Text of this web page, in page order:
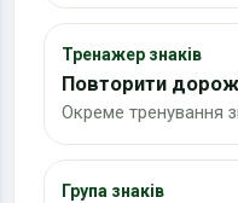
Тренажер знаків
Повторити
Окреме тренування
Група знаків